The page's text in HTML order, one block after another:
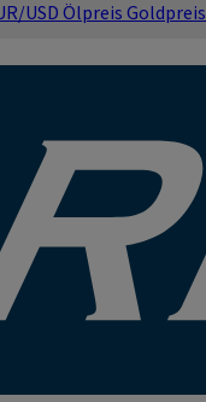
USD Ölpreis Goldpreis